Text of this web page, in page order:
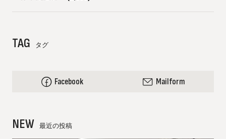
TAG タグ
Facebook Mailform
NEW 最近の投稿